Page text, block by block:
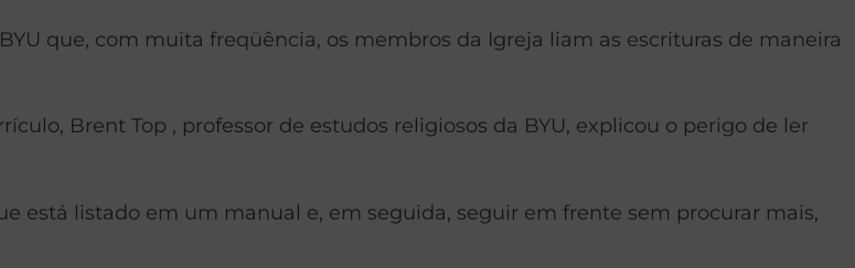
que, com muita freqüência, os membros da Igreja liam as escrituras de maneira
Brent Top , professor de estudos religiosos da BYU, explicou o perigo de ler
está listado em um manual e, em seguida, seguir em frente sem procurar mais,